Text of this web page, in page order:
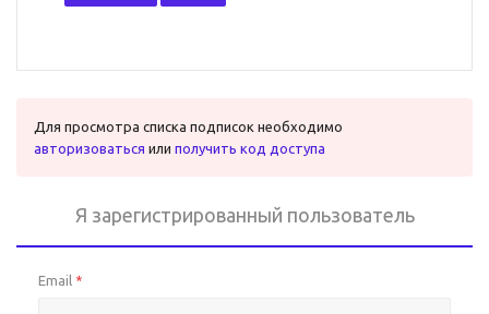
Для просмотра списка подписок необходимо
авторизоваться или получить код доступа
Я зарегистрированный пользователь
Email *